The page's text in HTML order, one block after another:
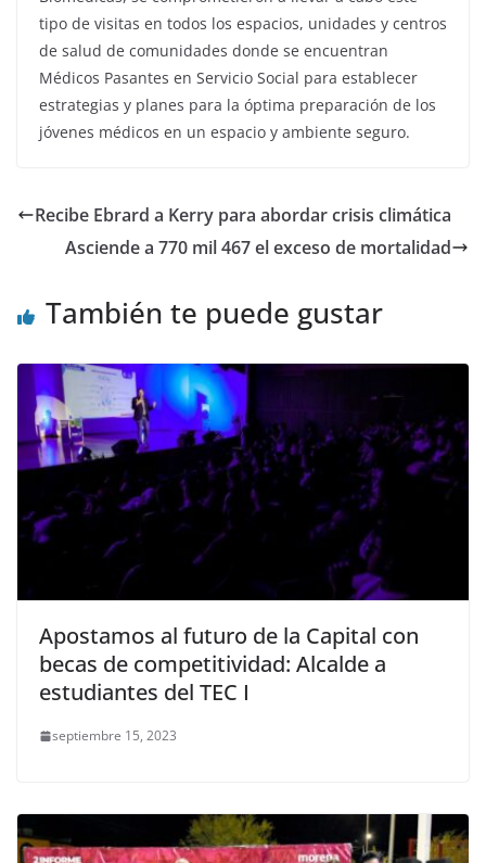
tipo de visitas en todos los espacios, unidades y centros
de salud de comunidades donde se encuentran
Médicos Pasantes en Servicio Social para establecer
estrategias y planes para la óptima preparación de los
jóvenes médicos en un espacio y ambiente seguro.
Recibe Ebrard a Kerry para abordar crisis climática
Asciende a 770 mil 467 el exceso de mortalidad
También te puede gustar
Apostamos al futuro de la Capital con
becas de competitividad: Alcalde a
estudiantes del TEC I
septiembre 15, 2023